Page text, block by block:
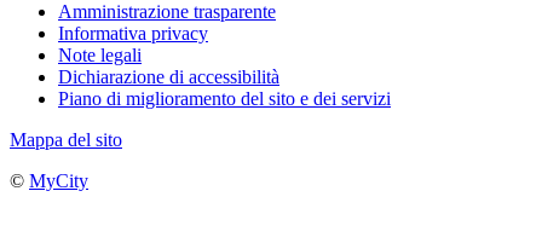
Amministrazione trasparente
Informativa privacy
Note legali
Dichiarazione di accessibilità
Piano di miglioramento del sito e dei servizi
Mappa del sito
© MyCity